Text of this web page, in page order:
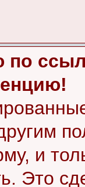
по
и
Это